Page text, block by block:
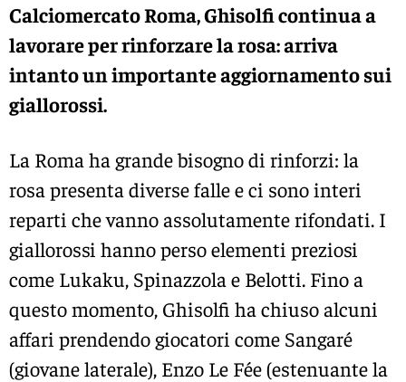
Calciomercato Roma, Ghisolfi continua a
lavorare per rinforzare la rosa: arriva
intanto un importante aggiornamento sui
giallorossi.
La Roma ha grande bisogno di rinforzi: la
rosa presenta diverse falle e ci sono interi
reparti che vanno assolutamente rifondati. I
giallorossi hanno perso elementi preziosi
come Lukaku, Spinazzola e Belotti. Fino a
questo momento, Ghisolfi ha chiuso alcuni
affari prendendo giocatori come Sangaré
(giovane laterale), Enzo Le Fée (estenuante la